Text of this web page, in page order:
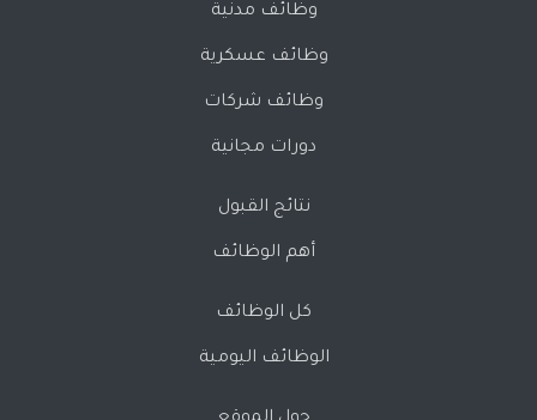
وظائف مدنية
وظائف عسكرية
وظائف شركات
دورات مجانية
نتائج القبول
أهم الوظائف
كل الوظائف
الوظائف اليومية